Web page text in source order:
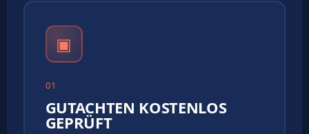
▣
01
GUTACHTEN KOSTENLOS
GEPRÜFT